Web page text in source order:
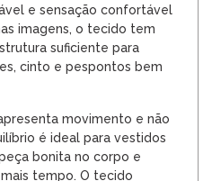
e sensação confortável
imagens, o tecido tem
suficiente para
cinto e pespontos bem
movimento e não
é ideal para vestidos
bonita no corpo e
tempo. O tecido